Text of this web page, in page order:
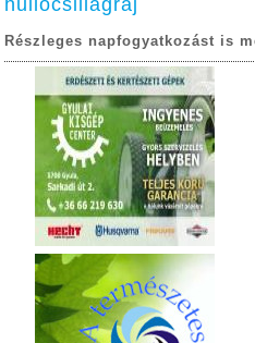
hullócsillagraj
Részleges napfogyatkozást is